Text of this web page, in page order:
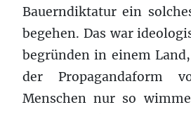
Bauerndiktatur ein
begehen. Das war
begründen in einem
der Propagandaform
Menschen nur so